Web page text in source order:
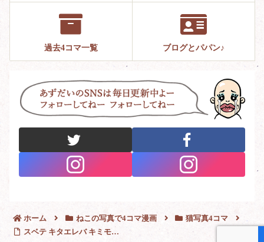
過去4コマ一覧 ブログとパパン♪
ホーム ねこの写真で4コマ漫画
猫写真4コマ
スベテ キタエレバ キミモ…